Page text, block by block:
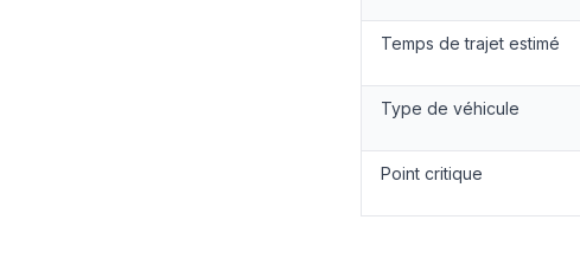
Temps de trajet estimé
Type de véhicule
Point critique